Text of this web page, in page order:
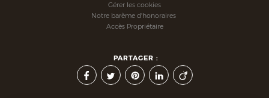
Gérer les cookies
Notre barème d'honoraires
Accès Propriétaire
PARTAGER :